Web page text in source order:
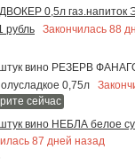
0,5л
рубль
Закончилась 88
штук вино РЕЗЕРВ
0,75л
сейчас
вино НЕБЛА белое
87 дней назад